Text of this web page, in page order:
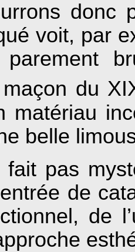
donc
voit, par
du
matériau
belle
fait pas
de
de